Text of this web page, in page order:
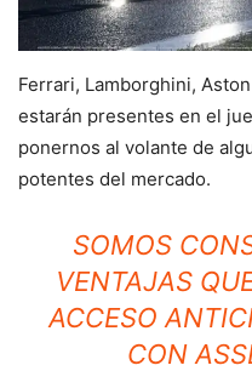
Ferrari, Lamborghini,
estarán presentes en el
ponernos al volante de
potentes del mercado.
SOMOS
VENTAJAS
ACCESO
CON